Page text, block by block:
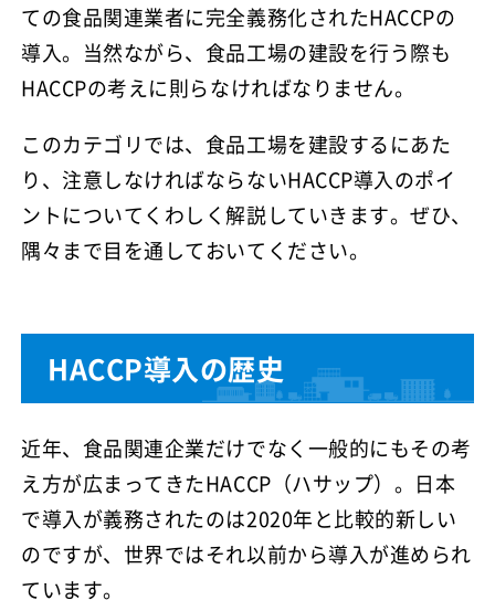
ての食品関連業者に完全義務化されたHACCPの
導入。当然ながら、食品工場の建設を行う際も
HACCPの考えに則らなければなりません。
このカテゴリでは、食品工場を建設するにあた
り、注意しなければならないHACCP導入のポイ
ントについてくわしく解説していきます。ぜひ、
隅々まで目を通しておいてください。
HACCP導入の歴史
近年、食品関連企業だけでなく一般的にもその考
え方が広まってきたHACCP（ハサップ）。日本
で導入が義務されたのは2020年と比較的新しい
のですが、世界ではそれ以前から導入が進められ
ています。